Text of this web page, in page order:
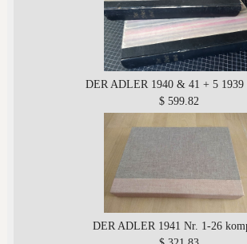
DER ADLER 1940 & 41 + 5 1939
$ 599.82
DER ADLER 1941 Nr. 1-26